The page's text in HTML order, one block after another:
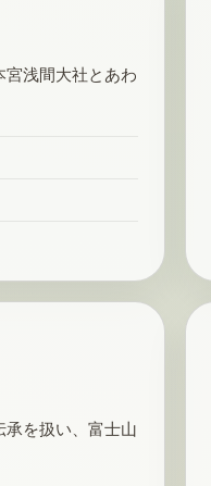
宮浅間大社とあわ
承を扱い、富士山